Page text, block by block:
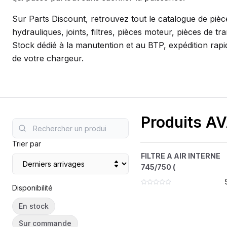
SEMOIR
ELEVAGE
PIECES TECHNIQUE
MOTEUR
Sur Parts Discount, retrouvez tout le catalogue de
hydrauliques, joints, filtres, pièces moteur, pièces de
Stock dédié à la manutention et au BTP, expédition
de votre chargeur.
Trier par
Disponibilité
En stock
Sur commande
Produits
?
745/750 (
FILTRE A AIR INTERNE
745/750 (